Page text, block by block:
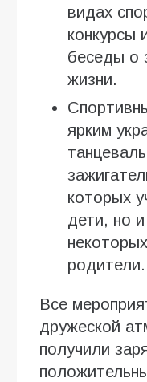
видах
конкурсы
беседы о
жизни.
ярким
которых
дети, но
родители.
Все
дружеской
получили